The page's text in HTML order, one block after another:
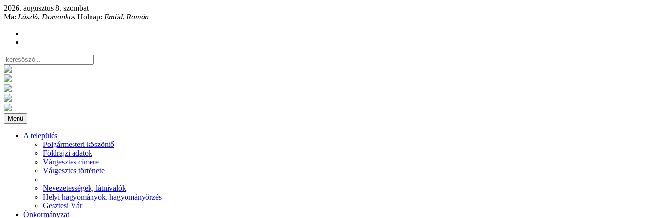
2026. augusztus 8. szombat
Ma: László, Domonkos Holnap: Emőd, Román
Menü
A település
Polgármesteri köszöntő
Földrajzi adatok
Várgesztes címere
Várgesztes története
Nevezetességek, látnivalók
Helyi hagyományok, hagyományőrzés
Gesztesi Vár
Önkormányzat